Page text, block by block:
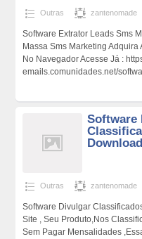
Outras zantenomade
Software Extrator Leads Sms
Massa Sms Marketing
No Navegador Acesse Já :
emails.comunidades.net/
Software
Outras zantenomade
Software Divulgar
Site , Seu Produto,Nos
Sem Pagar Mensalidades